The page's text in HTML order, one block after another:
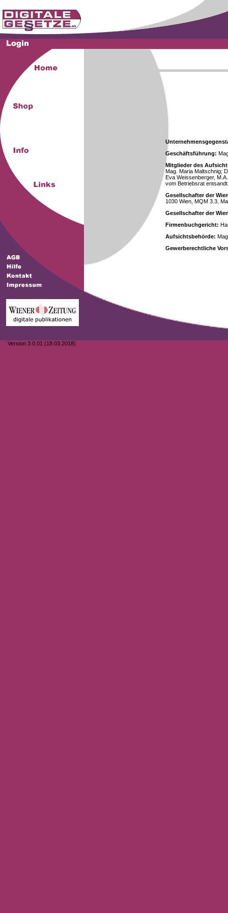
Version 3.0.01 (18.03.2018)
Geschäftsführung:
Mitglieder des
Mag. Maria Maltschnig;
Eva Weissenberger,
vom Betriebsrat
Gesellschafter der
1030 Wien, MQM 3.3,
Gesellschafter der
Firmenbuchgericht:
Aufsichtsbehörde:
Gewerberechtliche